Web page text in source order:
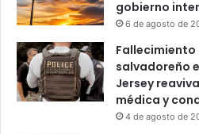
gobierno
6 de agosto de
salvadoreño
Jersey
médica y
4 de agosto de